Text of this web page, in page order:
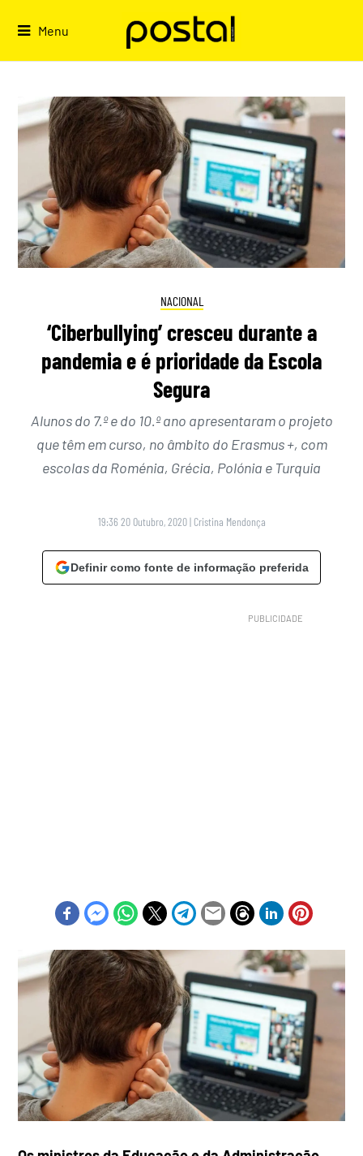
Menu
NACIONAL
‘Ciberbullying’ cresceu durante a
pandemia e é prioridade da Escola
Segura
Alunos do 7.º e do 10.º ano apresentaram o projeto
que têm em curso, no âmbito do Erasmus +, com
escolas da Roménia, Grécia, Polónia e Turquia
19:36 20 Outubro, 2020 | Cristina Mendonça
Definir como fonte de informação preferida